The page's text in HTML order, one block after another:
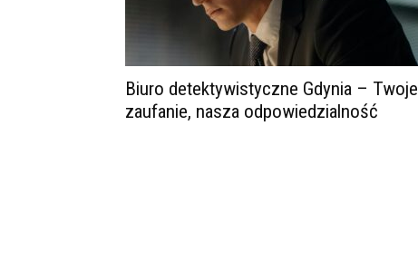
Biuro detektywistyczne Gdynia – Twoje
zaufanie, nasza odpowiedzialność